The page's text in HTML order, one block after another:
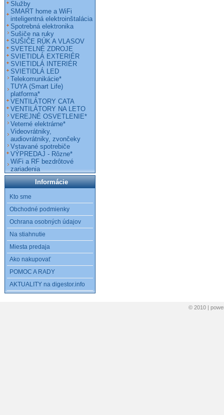
Služby
SMART home a WiFi
inteligentná elektroinštalácia
Spotrebná elektronika
Sušiče na ruky
SUŠIČE RÚK A VLASOV
SVETELNÉ ZDROJE
SVIETIDLÁ EXTERIÉR
SVIETIDLÁ INTERIÉR
SVIETIDLÁ LED
Telekomunikácie*
TUYA (Smart Life)
platforma*
VENTILÁTORY CATA
VENTILÁTORY NA LETO
VEREJNÉ OSVETLENIE*
Veterné elektrárne*
Videovrátniky,
audiovrátniky, zvončeky
Vstavané spotrebiče
VÝPREDAJ - Rôzne*
WiFi a RF bezdrôtové
zariadenia
Informácie
Kto sme
Obchodné podmienky
Ochrana osobných údajov
Na stiahnutie
Miesta predaja
Ako nakupovať
POMOC A RADY
AKTUALITY na digestor.info
© 2010 |